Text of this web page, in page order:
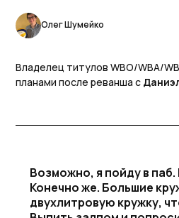
Олег Шумейко
Владелец титулов WBO/WBA/
планами после реванша с
Возможно, я пойду в
Конечно же. Большие
двухлитровую кружку,